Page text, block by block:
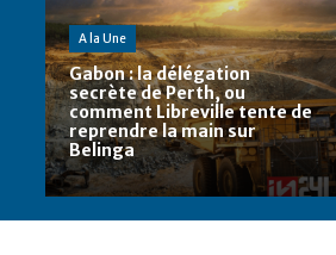
A la Une
Gabon : la délégation
secrète de Perth, ou
comment Libreville tente de
reprendre la main sur
Belinga